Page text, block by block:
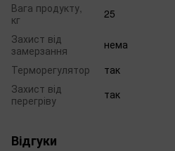
Вага продукту,
кг
25
Захист від
замерзання
нема
Терморегулятор
так
Захист від
перегріву
так
Відгуки